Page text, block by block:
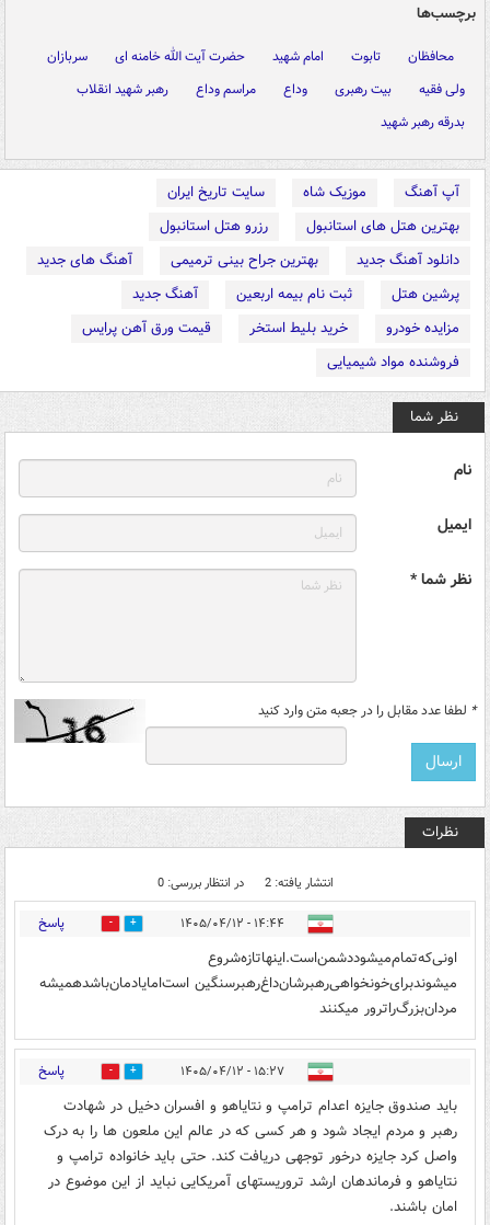
برچسب‌ها
محافظان تابوت امام شهید حضرت آیت الله خامنه ای
سربازان
ولی فقیه
بیت رهبری وداع مراسم وداع
رهبر شهید انقلاب
بدرقه رهبر شهید
آپ آهنگ موزیک شاه
سایت تاریخ ایران
بهترین هتل های استانبول
رزرو هتل استانبول
دانلود آهنگ جدید
بهترین جراح بینی ترمیمی
آهنگ های جدید
پرشین هتل
ثبت نام بیمه اربعین
آهنگ جدید
مزایده خودرو
خرید بلیط استخر
قیمت ورق آهن پرایس
فروشنده مواد شیمیایی
نظر شما
نام
ایمیل
نظر شما *
* لطفا عدد مقابل را در جعبه متن وارد کنید
نظرات
انتشار یافته: 2 در انتظار بررسی: 0
۱۴:۴۴ - ۱۴۰۵/۰۴/۱۲ 0 پاسخ
اونی‌که‌تمام‌میشود‌دشمن‌است‌.اینها‌تازه‌شروع‌‌
میشوند‌برای‌خونخواهی‌رهبرشان‌‌‌داغ‌رهبر‌سنگین است‌اما‌یادمان‌باشد‌همیشه
مردان‌بزرگ‌راترور میکنند
۱۵:۲۷ - ۱۴۰۵/۰۴/۱۲ 0 پاسخ
باید صندوق جایزه اعدام ترامپ و نتایاهو و افسران دخیل در شهادت
رهبر و مردم ایجاد شود و هر کسی که در عالم این ملعون ها را به درک
واصل کرد جایزه درخور توجهی دریافت کند. حتی باید خانواده ترامپ و
نتایاهو و فرماندهان ارشد تروریستهای آمریکایی نباید از این موضوع در
امان باشند‌.